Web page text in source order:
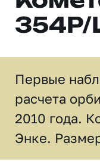
354P/
Первые
расчета
2010 года.
Энке.